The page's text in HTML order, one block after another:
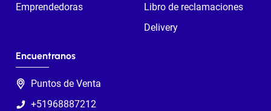
Emprendedoras
Libro de reclamaciones
Delivery
Encuentranos
Puntos de Venta
+51968887212